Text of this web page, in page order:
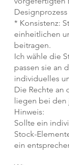
* Konsistenz:
einheitlichen
beitragen.
Ich wähle die
passen sie an
individuelles
Die Rechte an
liegen bei den
Hinweis:
Sollte ein
Stock-
ein